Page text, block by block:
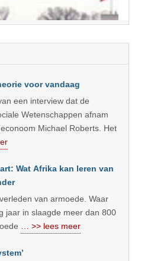
voor vandaag
een interview dat de
Wetenschappen afnam
Michael Roberts. Het
Wat Afrika kan leren van
van armoede. Waar
jaar in slaagde meer dan 800
… >> lees meer